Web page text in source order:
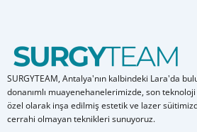
SURGYTEAM, Antalya'nın kalbindeki Lara'da
donanımlı muayenehanelerimizde, son
özel olarak inşa edilmiş estetik ve lazer
cerrahi olmayan teknikleri sunuyoruz.